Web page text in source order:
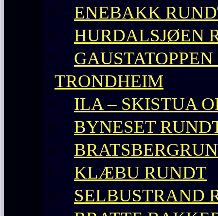
ENEBAKK
HURDALSJØEN
GAUSTATOPPEN
TRONDHEIM
ILA – SKISTUA
BYNESET
KLÆBU RUNDT
SELBUSTRAND